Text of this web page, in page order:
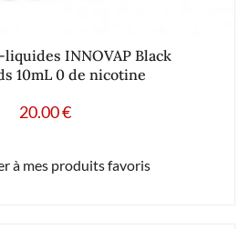
liquides INNOVAP Black
10mL 0 de nicotine
20.00€
à mes produits favoris